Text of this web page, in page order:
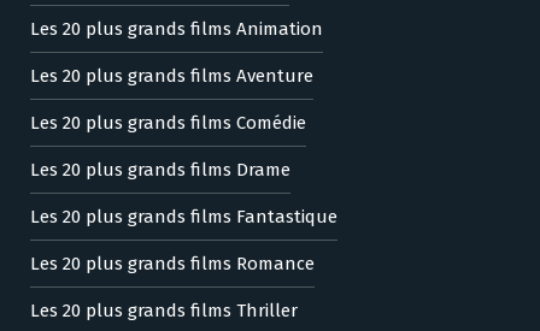
Les 20 plus grands films Animation
Les 20 plus grands films Aventure
Les 20 plus grands films Comédie
Les 20 plus grands films Drame
Les 20 plus grands films Fantastique
Les 20 plus grands films Romance
Les 20 plus grands films Thriller